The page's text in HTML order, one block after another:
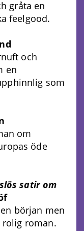
gråta en
feelgood.
och
en
som
om
öde
satir om
början men
rolig roman.